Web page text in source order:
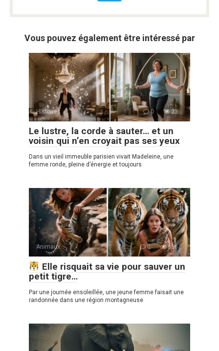
Vous pouvez également être intéressé par
Histoires 0 23
Le lustre, la corde à sauter… et un
voisin qui n’en croyait pas ses yeux
Dans un vieil immeuble parisien vivait Madeleine, une
femme ronde, pleine d’énergie et toujours
Animaux 0 656
Elle risquait sa vie pour sauver un
petit tigre…
Par une journée ensoleillée, une jeune femme faisait une
randonnée dans une région montagneuse